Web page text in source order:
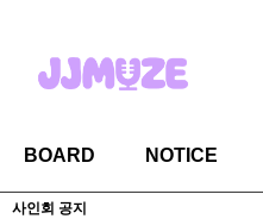
BOARD NOTICE
사인회 공지